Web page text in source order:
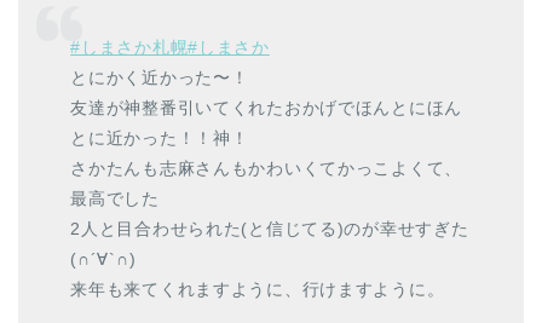
#しまさか札幌#しまさか
とにかく近かった〜！
友達が神整番引いてくれたおかげでほんとにほん
とに近かった！！神！
さかたんも志麻さんもかわいくてかっこよくて、
最高でした
2人と目合わせられた(と信じてる)のが幸せすぎた
(∩´∀`∩)
来年も来てくれますように、行けますように。